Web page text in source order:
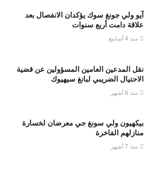
آيو ولي جونغ سوك يؤكدان الانفصال بعد
علاقة دامت أربع سنوات
منذ 4 أسابيع
نقل المدعين العامين المسؤولين عن قضية
الاحتيال الضريبي لبانغ سيهيوك
منذ 6 أشهر
بيكهيون ولي سونغ جي معرضان لخسارة
منازلهم الفاخرة
منذ 7 أشهر